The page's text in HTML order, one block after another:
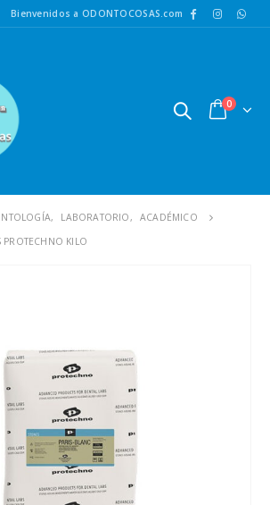
Bienvenidos a ODONTOCOSAS.com
0
, LABORATORIO ,
ACADÉMICO
PROTECHNO KILO